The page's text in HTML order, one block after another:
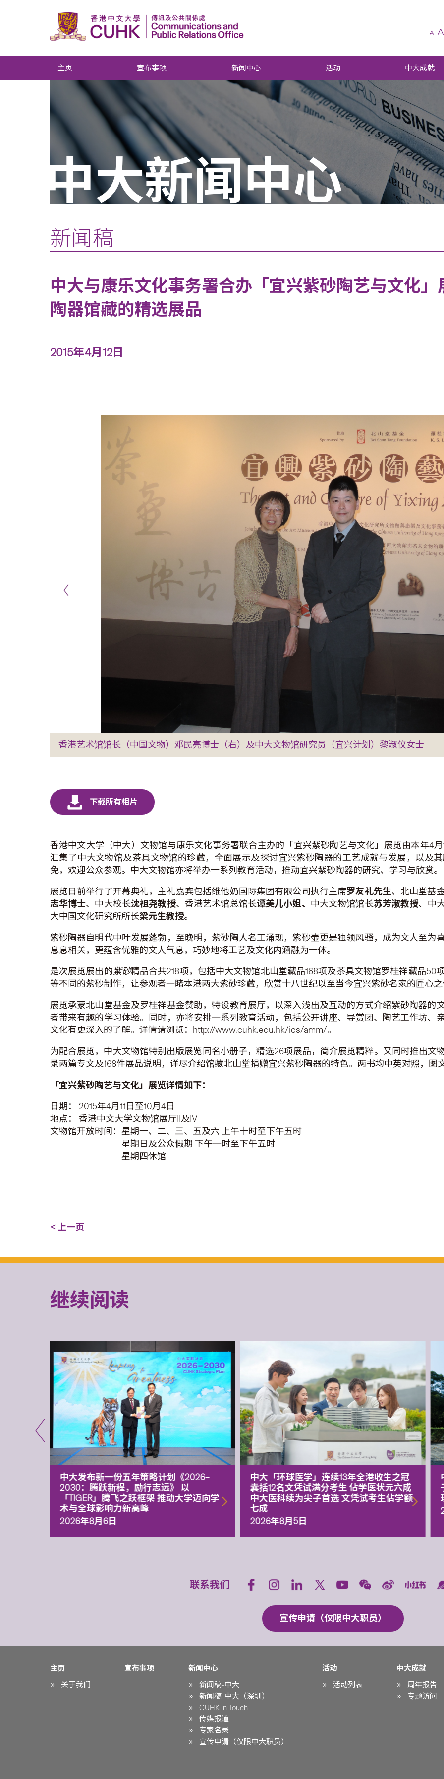
A A
主页 宣布事项 新闻中心 活动 中大成就
中大新闻中心
新闻稿
中大与康乐文化事务署合办「宜兴紫砂陶艺与文化
陶器馆藏的精选展品
2015年4月12日
香港艺术馆馆长（中国文物）邓民亮博士（右）及中大文物馆研究员（宜兴计划）黎淑仪女士
香港中文大学（中大）文物馆与康乐文化事务署联合主办的「宜兴紫砂陶艺与文化」展览由本年4
汇集了中大文物馆及茶具文物馆的珍藏，全面展示及探讨宜兴紫砂陶器的工艺成就与发展，以及
免，欢迎公众参观。中大文物馆亦将举办一系列教育活动，推动宜兴紫砂陶器的研究、学习与欣赏。
展览日前举行了开幕典礼，主礼嘉宾包括维他奶国际集团有限公司执行主席罗友礼先生、北山堂基
志华博士、中大校长沈祖尧教授、香港艺术馆总馆长谭美儿小姐、 中大文物馆馆长苏芳淑教授、中
大中国文化研究所所长梁元生教授。
紫砂陶器自明代中叶发展蓬勃，至晚明，紫砂陶人名工涌现，紫砂壶更是独领风骚，成为文人至为
息息相关，更蕴含优雅的文人气息，巧妙地将工艺及文化内涵融为一体。
是次展览展出的紫砂精品合共218项，包括中大文物馆北山堂藏品168项及茶具文物馆罗桂祥藏品50
等不同的紫砂制作，让参观者一睹本港两大紫砂珍藏，欣赏十八世纪以至当今宜兴紫砂名家的匠心之
展览承蒙北山堂基金及罗桂祥基金赞助，特设教育展厅，以深入浅出及互动的方式介绍紫砂陶器的
者带来有趣的学习体验。同时，亦将安排一系列教育活动，包括公开讲座、导赏团、陶艺工作坊、
文化有更深入的了解。详情请浏览：http://www.cuhk.edu.hk/ics/amm/。
为配合展览，中大文物馆特别出版展览同名小册子，精选26项展品，简介展览精粹。又同时推出文
录两篇专文及168件展品说明，详尽介绍馆藏北山堂捐赠宜兴紫砂陶器的特色。两书均中英对照，图文
「宜兴紫砂陶艺与文化」 展览详情如下：
日期： 2015年4月11日至10月4日
地点： 香港中文大学文物馆展厅II及IV
文物馆开放时间：星期一、二、三、五及六 上午十时至下午五时
星期日及公众假期 下午一时至下午五时
星期四休馆
< 上一页
继续阅读
中大发布新一份五年策略计划《2026‒
2030：腾跃新程，励行志远》 以
「TIGER」腾飞之跃框架 推动大学迈向学
术与全球影响力新高峰
2026年8月6日
中大「环球医学」连续13年全港收生之冠
囊括12名文凭试满分考生 佔学医状元六成
中大医科续为尖子首选 文凭试考生佔学额
七成
2026年8月5日
联系我们
宣传申请（仅限中大职员）
主页
关于我们
宣布事项
新闻中心
新闻稿-中大
新闻稿-中大（深圳）
CUHK in Touch
传媒报道
专家名录
宣传申请（仅限中大职员）
活动
活动列表
中大成就
周年报告
专题访问